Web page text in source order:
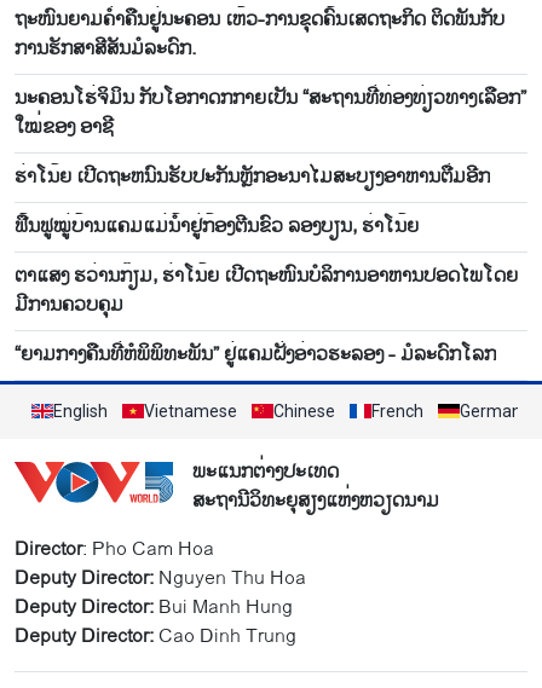
ຖະ​ໜົນ​ຍາມ​ຄ່ຳ​ຄືນ​ຢູ່​ນະ​ຄອນ ເຫ້ວ-ການ​ຂຸດ​ຄົ້ນ​ເສດ​ຖະ​ກິດ ຕິດ​ພັນ​ກັບ​
ການ​ຮັກ​ສາ​ສີ​ສັນ​ມໍ​ລະ​ດົກ.
ນະຄອນໂຮ່ຈິມິນ ກັບໂອກາດກກາຍເປັນ “ສະຖານທີ່ທ່ອງທ່ຽວທາງເລືອກ”
ໃໝ່ຂອງ ອາຊີ
ຮ່າ​ໂນ້ຍ ເປີດ​ຖະ​​ຫນົນ​ຮັບ​ປະ​ກັນຫຼັກ​ອະ​ນາ​ໄມ​ສະ​ບຽງ​ອາ​ຫານຕື່ມອີກ
ຟື້ນ​ຟູ​ໝູ່​ບ້ານ​ແຄມ​ແມ່​ນ້ຳ​ຢູ່​ກ້ອງ​ຕີນ​ຂົວ ລອງ​ບຽນ, ຮ່າ​ໂນ້ຍ
ຕາແສງ ຮວ່ານກ໊ຽມ, ຮ່າໂນ້ຍ ເປີດຖະໜົນບໍລິການອາຫານປອດໄພໂດຍ
ມີການຄວບຄຸມ
“ຍາມກາງ​ຄືນ​ທີ່​ຫໍ​ພິ​ພິ​ທະ​ພັນ” ຢູ່ແຄມຝັ່ງ​ອ່າວ​ຮະ​ລອງ - ​ມໍ​ລະ​ດົກໂລກ
English Vietnamese Chinese French German
ພະແນກຕ່າງປະເທດ
ສະຖານີວິທະຍຸສຽງແຫ່ງຫວຽດນາມ
Director: Pho Cam Hoa
Deputy Director:Nguyen Thu Hoa
Deputy Director:Bui Manh Hung
Deputy Director:Cao Dinh Trung